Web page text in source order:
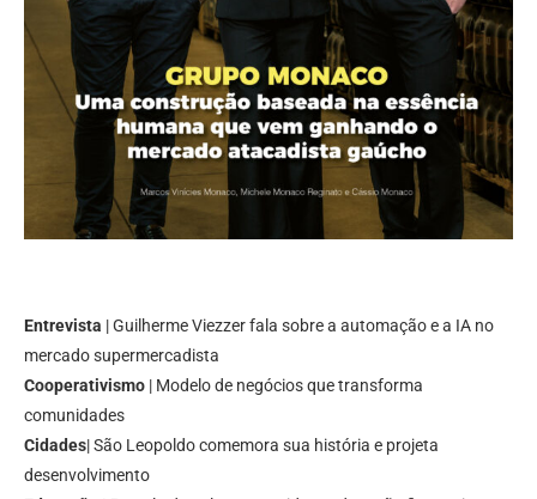
Entrevista | Guilherme Viezzer fala sobre a automação e a IA no
mercado supermercadista
Cooperativismo | Modelo de negócios que transforma
comunidades
Cidades| São Leopoldo comemora sua história e projeta
desenvolvimento